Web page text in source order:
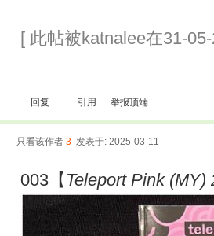
[ 此帖被katnalee在31-
回复 引用 举报顶端
只看该作者 3 发表于: 2025-03-11
003【 Teleport Pink (MY)